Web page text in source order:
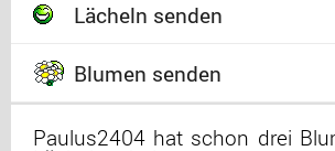
Lächeln senden
Blumen senden
Paulus2404 hat schon drei